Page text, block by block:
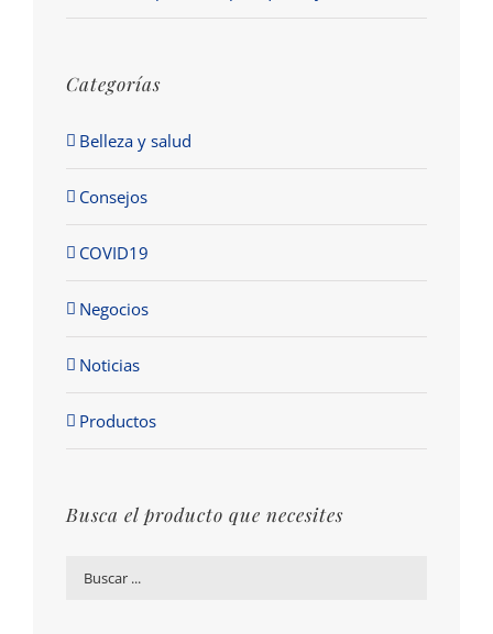
Categorías
Belleza y salud
Consejos
COVID19
Negocios
Noticias
Productos
Busca el producto que necesites